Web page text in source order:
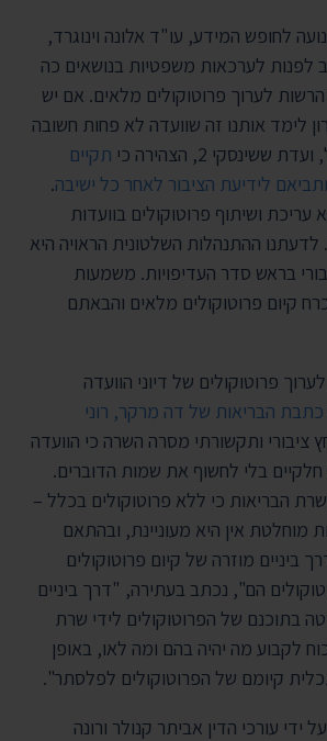
לחופש המידע, עו"ד אלונה וינוגרד,
לפנות לערכאות משפטיות בנושאים כה
הרשות לערוך פרוטוקולים מלאים. אם יש
לימד אותנו זה שוועדה לא פחות חשובה
2, הצהירה כי
תקיים
לידיעת הציבור לאחר כל ישיבה.
עריכת ושיתוף פרוטוקולים בוועדות
לדעתנו ההתנהלות השלטונית הראויה היא
בראש סדר העדיפויות. משמעות
קיום פרוטוקולים מלאים והבאתם
פרוטוקולים של דיוני הוועדה
כתבת הבריאות של דה מרקר, רוני
ציבורי ותקשורתי מסרה השרה כי הוועדה
בלי לחשוף את שמות הדוברים.
הבריאות כי ללא פרוטוקולים בכלל –
מוחלטת אין היא מעוניינת, ובהתאם
ביניים מוזרה של קיום פרוטוקולים
הם", נכתב בעתירה, "דרך ביניים
בתוכנם של הפרוטוקולים לידי שרת
לקבוע מה יהיה בהם ומה לאו, באופן
קיומם של הפרוטוקולים לפלסתר".
ידי עורכי הדין אביתר קנולר ורונה